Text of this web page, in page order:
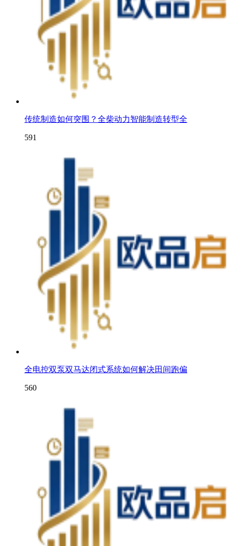
传统制造如何突围？全柴动力智能制造转型全
591
全电控双泵双马达闭式系统如何解决田间跑偏
560